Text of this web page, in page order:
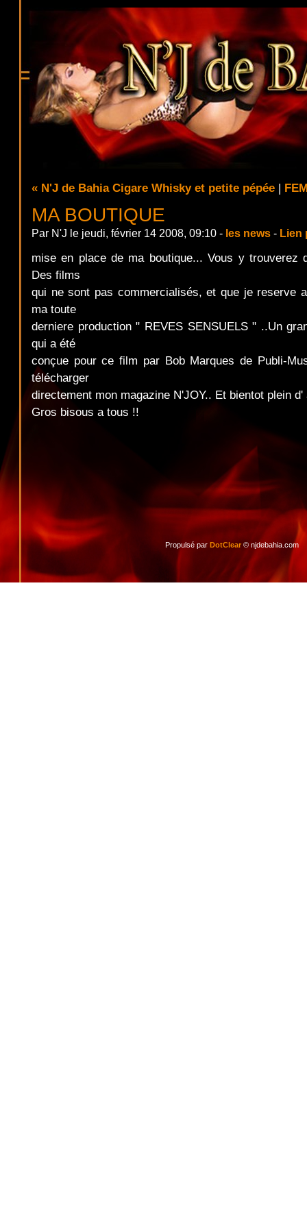
« N'J de Bahia Cigare Whisky et petite pépée |
MA BOUTIQUE
Par N'J le jeudi, février 14 2008, 09:10 - les news - Lien
mise en place de ma boutique... Vous y trouverez
Des films
qui ne sont pas commercialisés, et que je reserve
ma toute
derniere production " REVES SENSUELS " ..Un
qui a été
conçue pour ce film par Bob Marques de Publi-
télécharger
directement mon magazine N'JOY.. Et bientot plein
Gros bisous a tous !!
Propulsé par DotClear © njdebahia.com